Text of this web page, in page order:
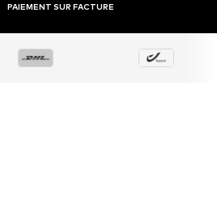
PAIEMENT SUR FACTURE